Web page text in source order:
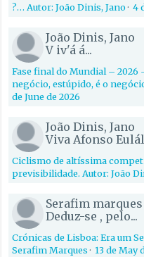
?… Autor: João Dinis, Jano·4
João Dinis, Jano
V iv'á á...
Fase final do Mundial – 2026
negócio, estúpido, é o
de June de 2026
João Dinis, Jano
Viva Afonso
Ciclismo de altíssima
previsibilidade. Autor: João
Serafim marques
Deduz-se , pelo...
Crónicas de Lisboa: Era um
Serafim Marques·13 de May